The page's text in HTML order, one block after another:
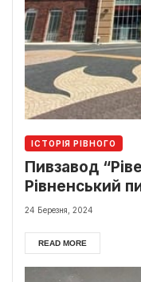
ІСТОРІЯ РІВНОГО
Пивзавод
Рівненський
24 Березня, 2024
READ MORE